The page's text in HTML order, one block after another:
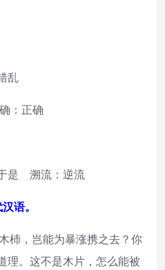
乱
：正确
是 溯流：逆流
语。
杮，岂能为暴涨携之去？你
理。这不是木片，怎么能被